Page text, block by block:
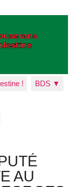
!
BDS ▼
AU